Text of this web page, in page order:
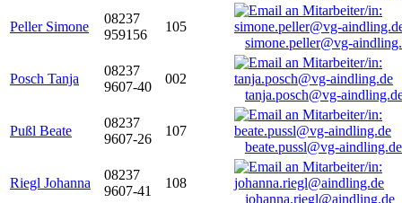
Peller Simone
08237
959156
105
simone.peller@vg-
Posch Tanja
08237
9607-40
002
tanja.posch@vg-
Pußl Beate
08237
9607-26
107
beate.pussl@vg-aindling.de
Riegl Johanna
08237
9607-41
108
johanna.riegl@aindling.de